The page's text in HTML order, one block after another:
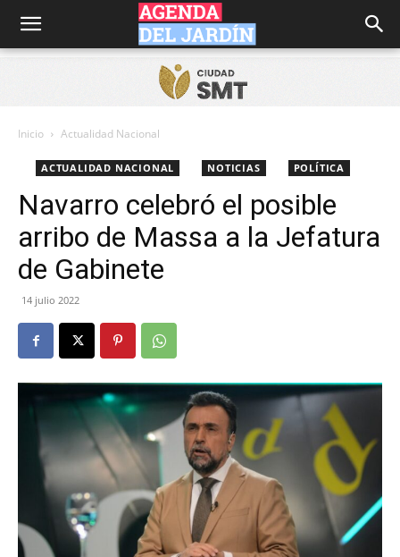
Agenda
Jardín
Inicio Actualidad Nacional
ACTUALIDAD NACIONAL NOTICIAS POLÍTICA
Navarro celebró el posible
arribo de Massa a la Jefatura
de Gabinete
14 julio 2022